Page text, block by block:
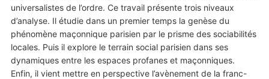
universalistes de l’ordre. Ce travail présente trois niveaux
d’analyse. Il étudie dans un premier temps la genèse du
phénomène maçonnique parisien par le prisme des sociabilités
locales. Puis il explore le terrain social parisien dans ses
dynamiques entre les espaces profanes et maçonniques.
Enfin, il vient mettre en perspective l’avènement de la franc-